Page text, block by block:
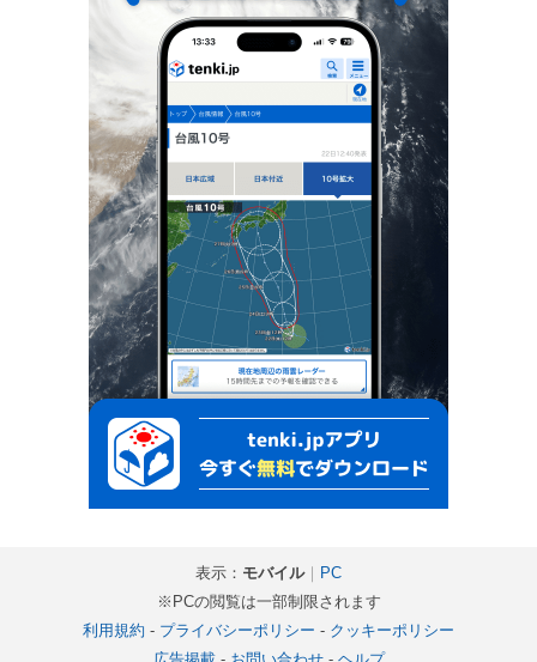
表示： モバイル｜ PC
※PCの閲覧は一部制限されます
利用規約 - プライバシーポリシー - クッキーポリシー